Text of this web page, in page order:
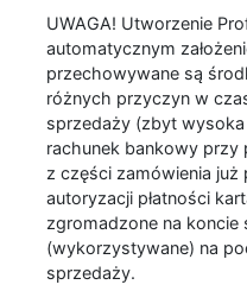
UWAGA! Utworzenie
automatycznym
przechowywane są
różnych przyczyn w
sprzedaży (zbyt wysoka
rachunek bankowy przy
z części zamówienia już
autoryzacji płatności
zgromadzone na koncie
(wykorzystywane) na
sprzedaży.